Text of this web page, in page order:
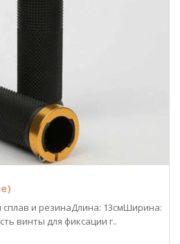
и резинаДлина: 13смШирина:
винты для фиксации г..